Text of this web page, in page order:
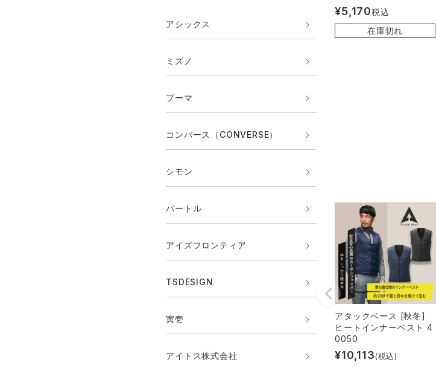
アシックス
ミズノ
プーマ
コンバース（CONVERSE）
シモン
バートル
アイズフロンティア
TSDESIGN
寅壱
アイトス株式会社
¥5,170税込
在庫切れ
アタックベース [秋冬]
ヒートインナーベスト 4
0050
¥10,113(税込)